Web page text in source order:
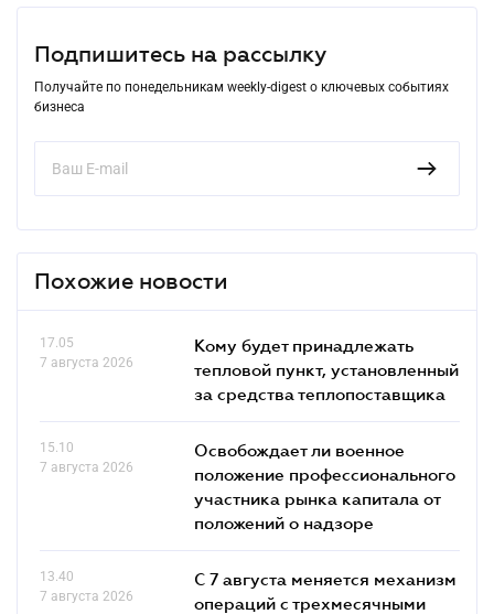
Подпишитесь на рассылку
Получайте по понедельникам weekly-digest о ключевых событиях
бизнеса
Похожие новости
17.05
7 августа 2026
Кому будет принадлежать
тепловой пункт, установленный
за средства теплопоставщика
15.10
7 августа 2026
Освобождает ли военное
положение профессионального
участника рынка капитала от
положений о надзоре
13.40
7 августа 2026
С 7 августа меняется механизм
операций с трехмесячными